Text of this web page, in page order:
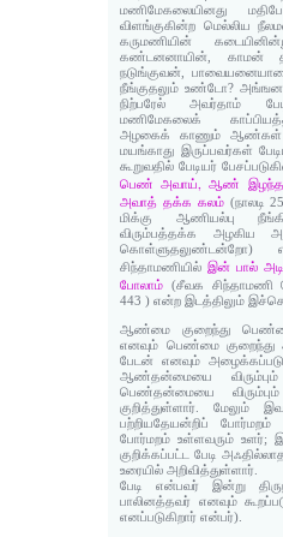
மணிமேகலையினது
விளங்குகின்ற மெல்லிய
கருமணியின்
கண்டனனாயின், காமன்
நடுங்குவன்,
நீங்குதலும் உண்டோ?
நிற்பரேல் அவர்தாம்
மணிமேகலைக்
அழகைக் காணும் ஆண்கள்
மயங்காது இருப்பவர்கள்
கூறுவதில் பேடியர்
பெண் அவாய், ஆண் இழந்த
அவாத் தக்க கலம் (நாலடி
மிக்கு ஆணியல்பு
விரும்பத்தக்க அழகிய
கொள்ளுதலுண்டன்றோ)
சிந்தாமணியில்இன் பால்
போலாம் (சீவக சிந்தாமணி
443 ) என்ற இடத்திலும்
ஆண்மை குறைந்து பெண்மை
எனவும் பெண்மை குறைந்து
பேடன் எனவும்
ஆண்தன்மையை
பெண்தன்மையை
குறித்துள்ளார். மேலும்
பற்றியதேயன்றிப் போர்மறம்
போர்மறம் உள்ளவரும் உளர்;
குறிக்கப்பட்ட பேடி
உரையில் அறிவித்துள்ளார்.
பேடி என்பவர் இன்று
பாலினத்தவர் எனவும்
எனப்படுகிறார் என்பர்).